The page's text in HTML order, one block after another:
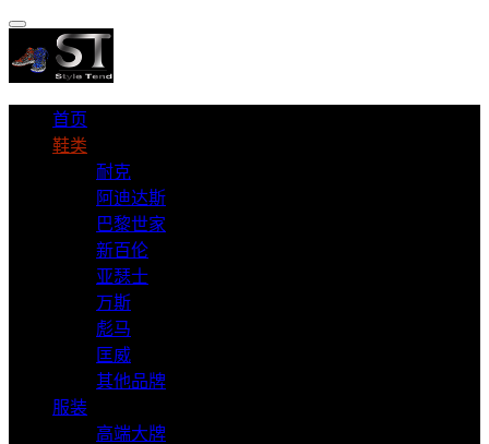
首页
鞋类
耐克
阿迪达斯
巴黎世家
新百伦
亚瑟士
万斯
彪马
匡威
其他品牌
服装
高端大牌